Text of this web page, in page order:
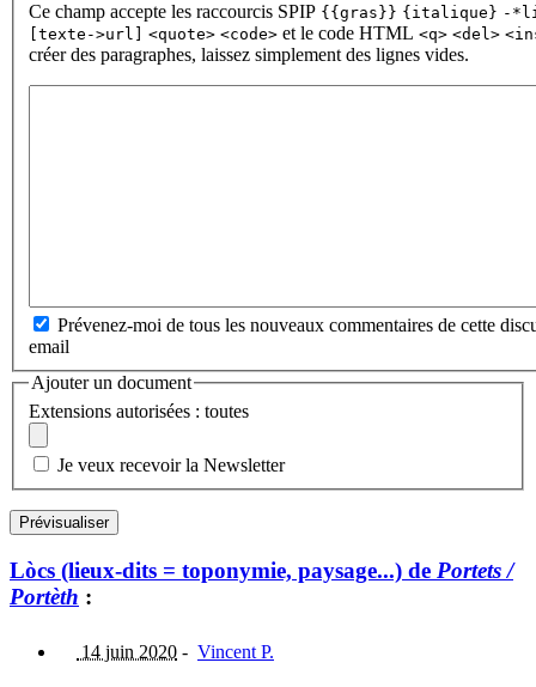
Ce champ accepte les raccourcis SPIP {{gras}} {italique} -
[texte->url]
<quote> <code> et le code HTML <q> <del>
créer des paragraphes, laissez simplement des lignes vides.
Prévenez-moi de tous les nouveaux commentaires de cette
email
Ajouter un document
Extensions autorisées : toutes
Je veux recevoir la Newsletter
Lòcs (lieux-dits = toponymie, paysage...) de Portets /
Portèth :
14 juin 2020 - Vincent P.